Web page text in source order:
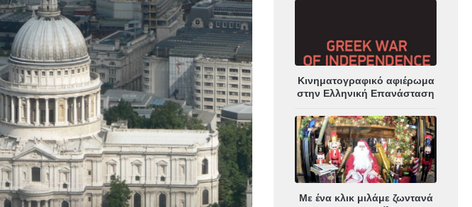
Κινηματογραφικό αφιέρωμα
στην Ελληνική Επανάσταση
Με ένα κλικ μιλάμε ζωντανά